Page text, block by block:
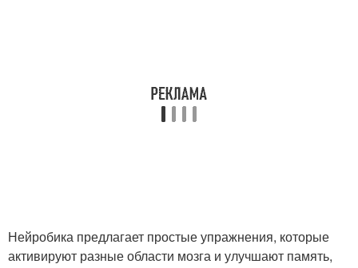
Нейробика предлагает простые упражнения, которые
активируют разные области мозга и улучшают память,